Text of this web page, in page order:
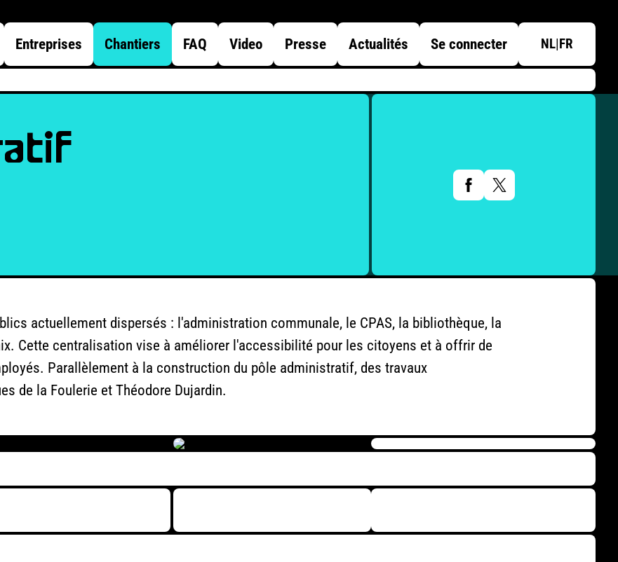
Entreprises Chantiers FAQ Video Presse Actualités Se connecter NL|FR
actuellement dispersés : l'administration communale, le CPAS, la bibliothèque, la
Cette centralisation vise à améliorer l'accessibilité pour les citoyens et à offrir de
Parallèlement à la construction du pôle administratif, des travaux
de la Foulerie et Théodore Dujardin.